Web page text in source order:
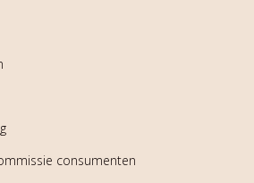
consumenten